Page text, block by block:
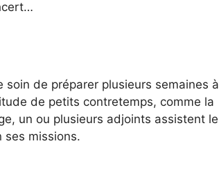
soin de préparer plusieurs semaines à
de petits contretemps, comme la
un ou plusieurs adjoints assistent le
ses missions.